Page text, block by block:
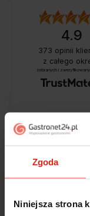
Zgoda
Niniejsza strona
4.9
373 opinii
z całego
zebranych i
Jak zbieramy